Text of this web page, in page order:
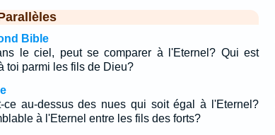
Bible
le ciel, peut se comparer à l'Eternel? Qui est
toi parmi les fils de Dieu?
ce au-dessus des nues qui soit égal à l'Eternel?
à l'Eternel entre les fils des forts?